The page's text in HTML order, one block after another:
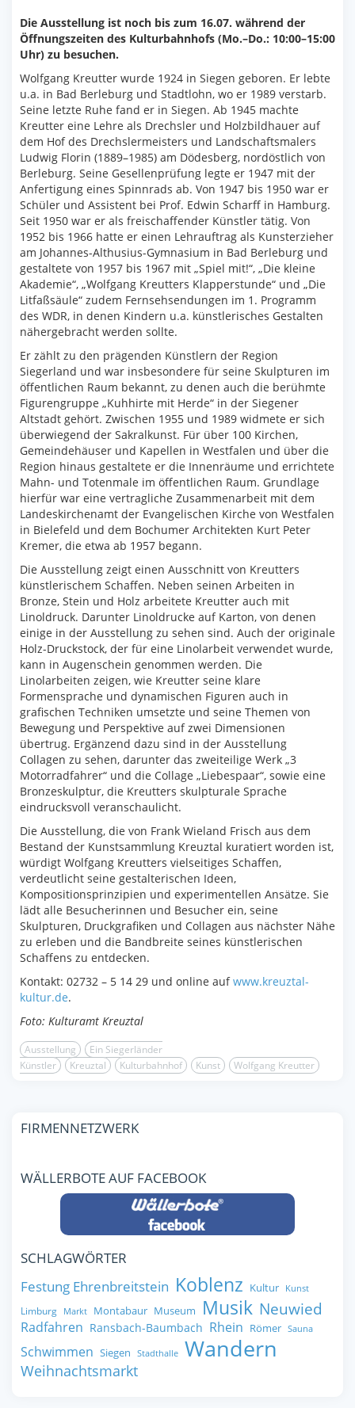
Die Ausstellung ist noch bis zum 16.07. während der
Öffnungszeiten des Kulturbahnhofs (Mo.–Do.: 10:00–15:00
Uhr) zu besuchen.
Wolfgang Kreutter wurde 1924 in Siegen geboren. Er lebte
u.a. in Bad Berleburg und Stadtlohn, wo er 1989 verstarb.
Seine letzte Ruhe fand er in Siegen. Ab 1945 machte
Kreutter eine Lehre als Drechsler und Holzbildhauer auf
dem Hof des Drechslermeisters und Landschaftsmalers
Ludwig Florin (1889–1985) am Dödesberg, nordöstlich von
Berleburg. Seine Gesellenprüfung legte er 1947 mit der
Anfertigung eines Spinnrads ab. Von 1947 bis 1950 war er
Schüler und Assistent bei Prof. Edwin Scharff in Hamburg.
Seit 1950 war er als freischaffender Künstler tätig. Von
1952 bis 1966 hatte er einen Lehrauftrag als Kunsterzieher
am Johannes-Althusius-Gymnasium in Bad Berleburg und
gestaltete von 1957 bis 1967 mit „Spiel mit!“, „Die kleine
Akademie“, „Wolfgang Kreutters Klapperstunde“ und „Die
Litfaßsäule“ zudem Fernsehsendungen im 1. Programm
des WDR, in denen Kindern u.a. künstlerisches Gestalten
nähergebracht werden sollte.
Er zählt zu den prägenden Künstlern der Region
Siegerland und war insbesondere für seine Skulpturen im
öffentlichen Raum bekannt, zu denen auch die berühmte
Figurengruppe „Kuhhirte mit Herde“ in der Siegener
Altstadt gehört. Zwischen 1955 und 1989 widmete er sich
überwiegend der Sakralkunst. Für über 100 Kirchen,
Gemeindehäuser und Kapellen in Westfalen und über die
Region hinaus gestaltete er die Innenräume und errichtete
Mahn- und Totenmale im öffentlichen Raum. Grundlage
hierfür war eine vertragliche Zusammenarbeit mit dem
Landeskirchenamt der Evangelischen Kirche von Westfalen
in Bielefeld und dem Bochumer Architekten Kurt Peter
Kremer, die etwa ab 1957 begann.
Die Ausstellung zeigt einen Ausschnitt von Kreutters
künstlerischem Schaffen. Neben seinen Arbeiten in
Bronze, Stein und Holz arbeitete Kreutter auch mit
Linoldruck. Darunter Linoldrucke auf Karton, von denen
einige in der Ausstellung zu sehen sind. Auch der originale
Holz-Druckstock, der für eine Linolarbeit verwendet wurde,
kann in Augenschein genommen werden. Die
Linolarbeiten zeigen, wie Kreutter seine klare
Formensprache und dynamischen Figuren auch in
grafischen Techniken umsetzte und seine Themen von
Bewegung und Perspektive auf zwei Dimensionen
übertrug. Ergänzend dazu sind in der Ausstellung
Collagen zu sehen, darunter das zweiteilige Werk „3
Motorradfahrer“ und die Collage „Liebespaar“, sowie eine
Bronzeskulptur, die Kreutters skulpturale Sprache
eindrucksvoll veranschaulicht.
Die Ausstellung, die von Frank Wieland Frisch aus dem
Bestand der Kunstsammlung Kreuztal kuratiert worden ist,
würdigt Wolfgang Kreutters vielseitiges Schaffen,
verdeutlicht seine gestalterischen Ideen,
Kompositionsprinzipien und experimentellen Ansätze. Sie
lädt alle Besucherinnen und Besucher ein, seine
Skulpturen, Druckgrafiken und Collagen aus nächster Nähe
zu erleben und die Bandbreite seines künstlerischen
Schaffens zu entdecken.
Kontakt: 02732 – 5 14 29 und online aufwww.kreuztal-
kultur.de.
Foto: Kulturamt Kreuztal
Ausstellung
Ein Siegerländer
Künstler
Kreuztal Kulturbahnhof Kunst Wolfgang Kreutter
FIRMENNETZWERK
WÄLLERBOTE AUF FACEBOOK
SCHLAGWÖRTER
Festung Ehrenbreitstein Koblenz Kultur Kunst
Limburg Markt Montabaur Museum Musik Neuwied
Radfahren Ransbach-Baumbach Rhein Römer Sauna
Schwimmen Siegen Stadthalle Wandern
Weihnachtsmarkt